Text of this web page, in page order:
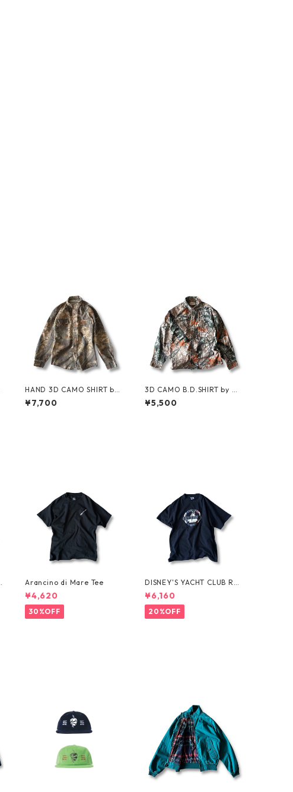
HAND 3D CAMO SHIRT by
Clarfield Outdoors
¥7,700
3D CAMO B.D.SHIRT by O
UTFITTERS RIDGE
¥5,500
Arancino di Mare Tee
¥4,620
30%OFF
DISNEY'S YACHT CLUB RES
ORT Tee
¥6,160
20%OFF